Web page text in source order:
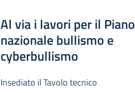
Al via i lavori per il Piano
nazionale bullismo e
cyberbullismo
Insediato il Tavolo tecnico